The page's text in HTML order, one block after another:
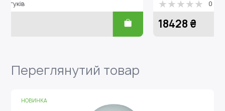
Переглянутий товар
НОВИНКА